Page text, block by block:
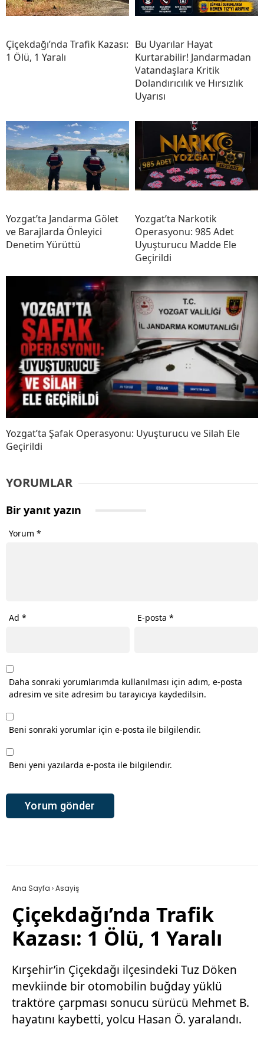
Çiçekdağı’nda Trafik Kazası:
1 Ölü, 1 Yaralı
Bu Uyarılar Hayat
Kurtarabilir! Jandarmadan
Vatandaşlara Kritik
Dolandırıcılık ve Hırsızlık
Uyarısı
Yozgat’ta Jandarma Gölet
ve Barajlarda Önleyici
Denetim Yürüttü
Yozgat’ta Narkotik
Operasyonu: 985 Adet
Uyuşturucu Madde Ele
Geçirildi
Yozgat’ta Şafak Operasyonu: Uyuşturucu ve Silah Ele
Geçirildi
YORUMLAR
Bir yanıt yazın
Yorum *
Ad * E-posta*
Daha sonraki yorumlarımda kullanılması için adım, e-posta
adresim ve site adresim bu tarayıcıya kaydedilsin.
Beni sonraki yorumlar için e-posta ile bilgilendir.
Beni yeni yazılarda e-posta ile bilgilendir.
Ana Sayfa ›Asayiş
Çiçekdağı’nda Trafik
Kazası: 1 Ölü, 1 Yaralı
Kırşehir’in Çiçekdağı ilçesindeki Tuz Döken
mevkiinde bir otomobilin buğday yüklü
traktöre çarpması sonucu sürücü Mehmet B.
hayatını kaybetti, yolcu Hasan Ö. yaralandı.